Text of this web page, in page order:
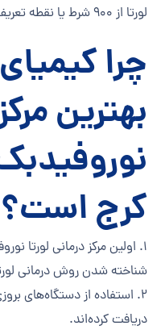
لورتا از ۹۰۰ شرط یا نقطه تعریف شده است.
چرا
بهترین
کرج است؟
1. اولین مرکز درمانی لورتا
شناخته شدن روش درمانی
دریافت کرده‌اند.